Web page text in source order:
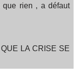
que rien , a défaut
LA CRISE SE